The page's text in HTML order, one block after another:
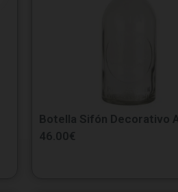
Botella Sifón Decorativo
46.00€